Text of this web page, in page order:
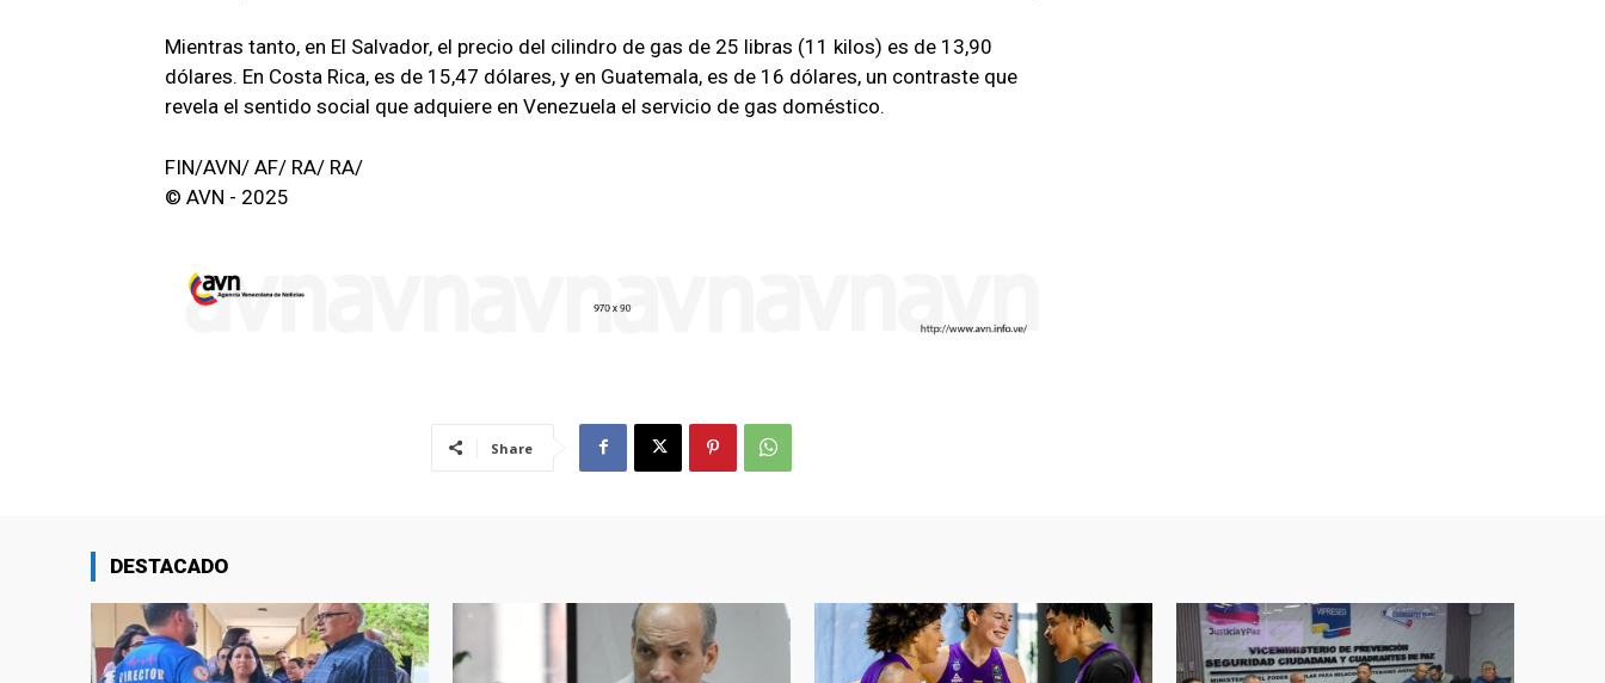
Mientras tanto, en El Salvador, el precio del cilindro de gas de 25 libras (11 kilos) es de 13,90
dólares. En Costa Rica, es de 15,47 dólares, y en Guatemala, es de 16 dólares, un contraste que
revela el sentido social que adquiere en Venezuela el servicio de gas doméstico.
FIN/AVN/ AF/ RA/ RA/
© AVN - 2025
Share
DESTACADO